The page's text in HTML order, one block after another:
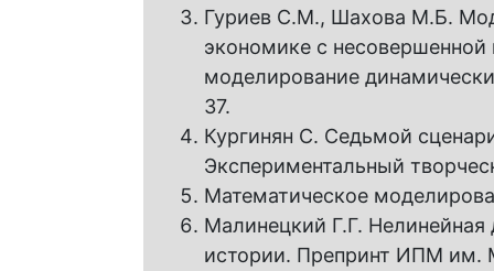
Гуриев C.M., Шахова М.Б.
экономике с
моделирование
37.
Кургинян С. Седьмой
Экспериментальный
Математическое
Малинецкий Г.Г.
истории. Препринт ИПМ им.